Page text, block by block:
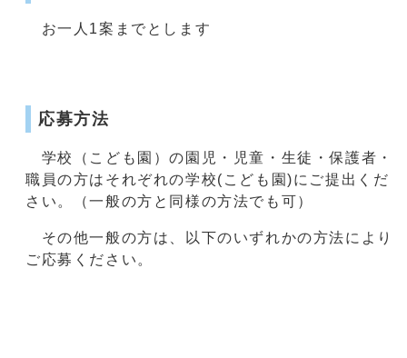
お一人1案までとします
応募方法
学校（こども園）の園児・児童・生徒・保護者・
職員の方はそれぞれの学校(こども園)にご提出くだ
さい。（一般の方と同様の方法でも可）
その他一般の方は、以下のいずれかの方法により
ご応募ください。